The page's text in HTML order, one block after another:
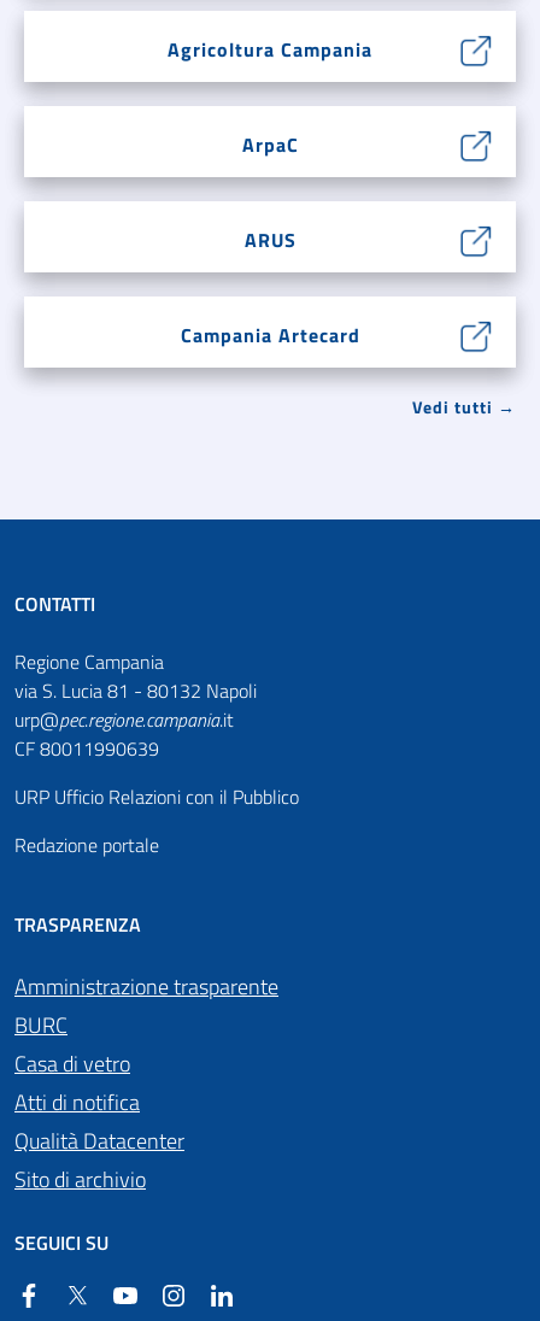
Agricoltura Campania
ArpaC
ARUS
Campania Artecard
Vedi tutti →
CONTATTI
Regione Campania
via S. Lucia 81 - 80132 Napoli
urp@pec.regione.campania.it
CF 80011990639
URP Ufficio Relazioni con il Pubblico
Redazione portale
TRASPARENZA
Amministrazione trasparente
BURC
Casa di vetro
Atti di notifica
Qualità Datacenter
Sito di archivio
SEGUICI SU
FacebookTwitter YouTube Instagram